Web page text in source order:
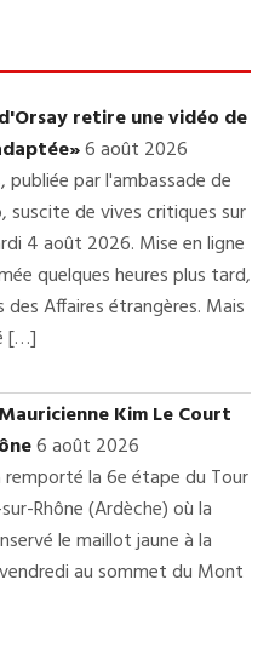
retire une vidéo de
6 août 2026
par l'ambassade de
suscite de vives critiques sur
4 août 2026. Mise en ligne
quelques heures plus tard,
Affaires étrangères. Mais
[…]
Kim Le Court
6 août 2026
remporté la 6e étape du Tour
Rhône (Ardèche) où la
le maillot jaune à la
au sommet du Mont